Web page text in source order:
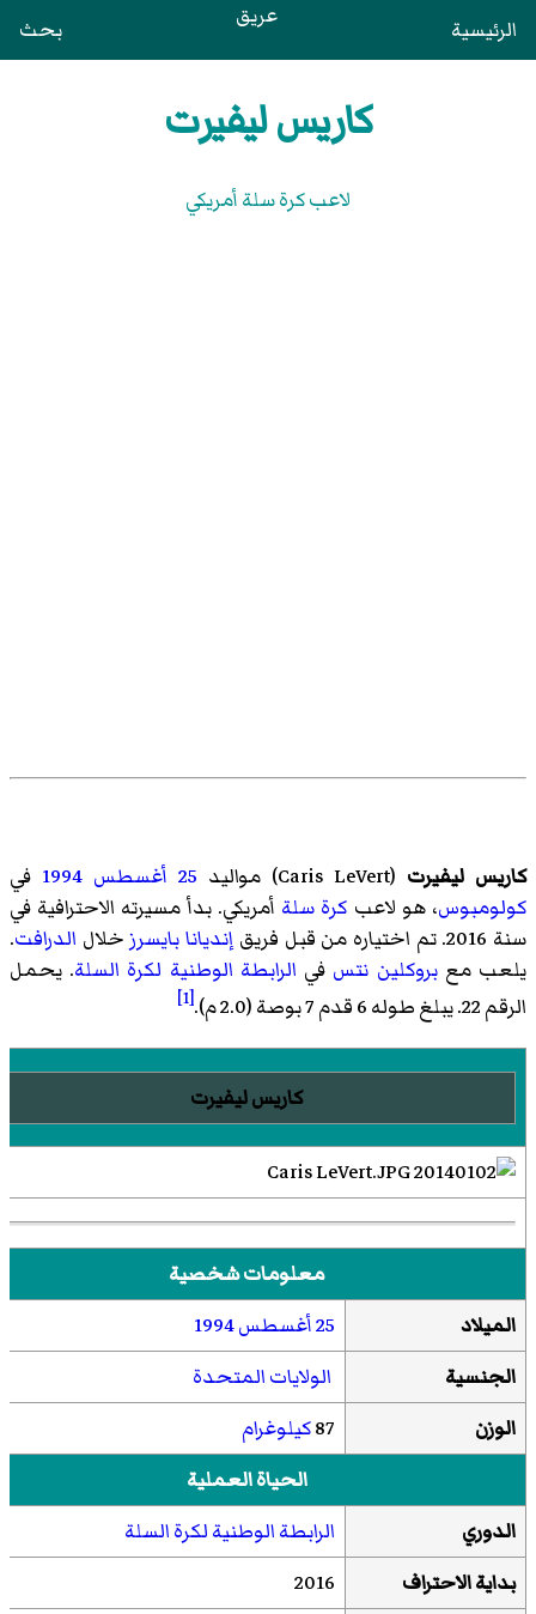
الرئيسية عريق بحث
كاريس ليفيرت
لاعب كرة سلة أمريكي
كاريس ليفيرت (
Caris LeVert)‏ مواليد 25 أغسطس 1994 في
كولومبوس، هو لاعب كرة سلة أمريكي. بدأ مسيرته الاحترافية في
سنة 2016. تم اختياره من قبل فريق
إنديانا بايسرزخلال الدرافت.
يلعب معبروكلين نتس في الرابطة الوطنية لكرة السلة. يحمل
الرقم 22. يبلغ طوله 6 قدم 7 بوصة (2.0 م).
[1]
كاريس ليفيرت
معلومات شخصية
الميلاد
25 أغسطس
1994
الجنسية
الولايات المتحدة
الوزن
87كيلوغرام
الحياة العملية
الدوري
الرابطة الوطنية لكرة السلة
بداية الاحتراف
2016